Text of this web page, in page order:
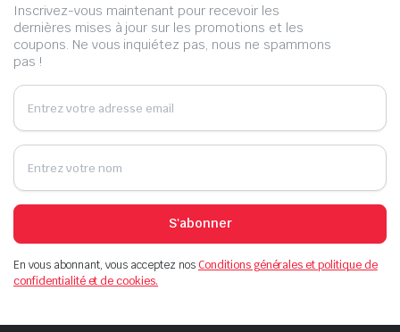
Inscrivez-vous maintenant pour recevoir les
dernières mises à jour sur les promotions et les
coupons. Ne vous inquiétez pas, nous ne spammons
pas !
S'abonner
En vous abonnant, vous acceptez nosConditions générales et politique de
confidentialité et de cookies.